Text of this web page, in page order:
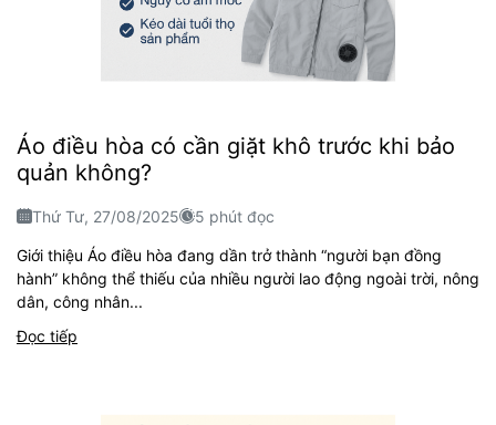
Áo điều hòa có cần giặt khô trước khi bảo
quản không?
Thứ Tư, 27/08/2025 5 phút đọc
Giới thiệu Áo điều hòa đang dần trở thành “người bạn đồng
hành” không thể thiếu của nhiều người lao động ngoài trời, nông
dân, công nhân...
Đọc tiếp